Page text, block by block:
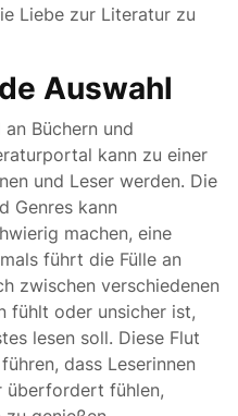
Liebe zur Literatur zu
Auswahl
Büchern und
kann zu einer
und Leser werden. Die
Genres kann
machen, eine
führt die Fülle an
zwischen verschiedenen
fühlt oder unsicher ist,
lesen soll. Diese Flut
dass Leserinnen
überfordert fühlen,